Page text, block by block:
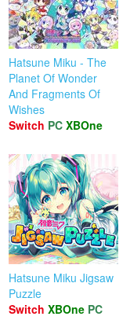
Hatsune Miku - The
Planet Of Wonder
And Fragments Of
Wishes
Switch PC XBOne
Hatsune Miku Jigsaw
Puzzle
Switch XBOne PC